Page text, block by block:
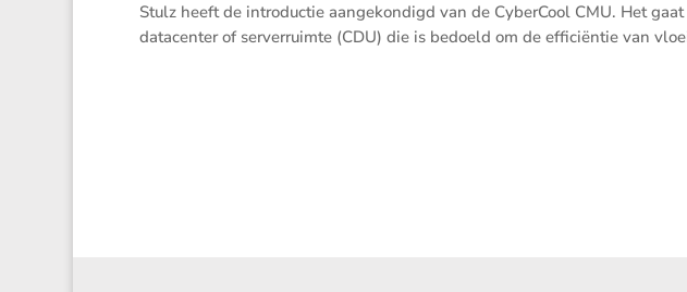
Stulz heeft de intro­ductie aange­kon­digd van de Cyber­Cool CMU. Het
datacenter of server­ruimte (CDU) die is bedoeld om de effici­ëntie van